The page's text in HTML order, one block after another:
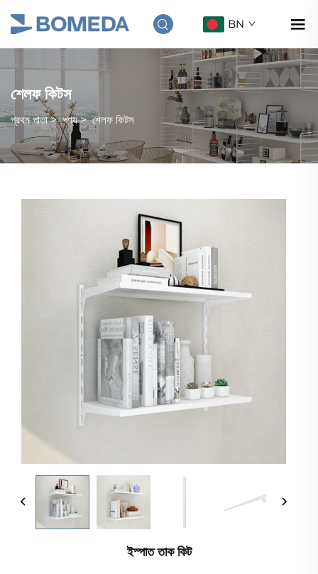
BN
শেলফ কিটস
প্রথম পাতা>পণ্য>শেলফ কিটস
ইস্পাত তাক কিট